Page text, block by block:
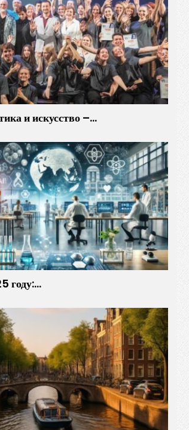
и искусство –…
году:…